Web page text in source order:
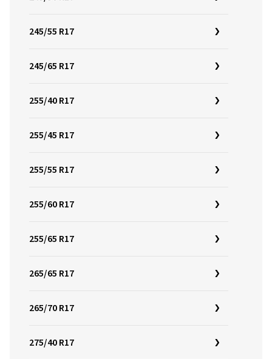
245/55 R17
245/65 R17
255/40 R17
255/45 R17
255/55 R17
255/60 R17
255/65 R17
265/65 R17
265/70 R17
275/40 R17